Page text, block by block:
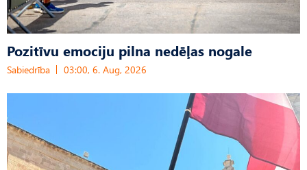
Pozitīvu emociju pilna nedēļas nogale
Sabiedrība 03:00, 6. Aug, 2026